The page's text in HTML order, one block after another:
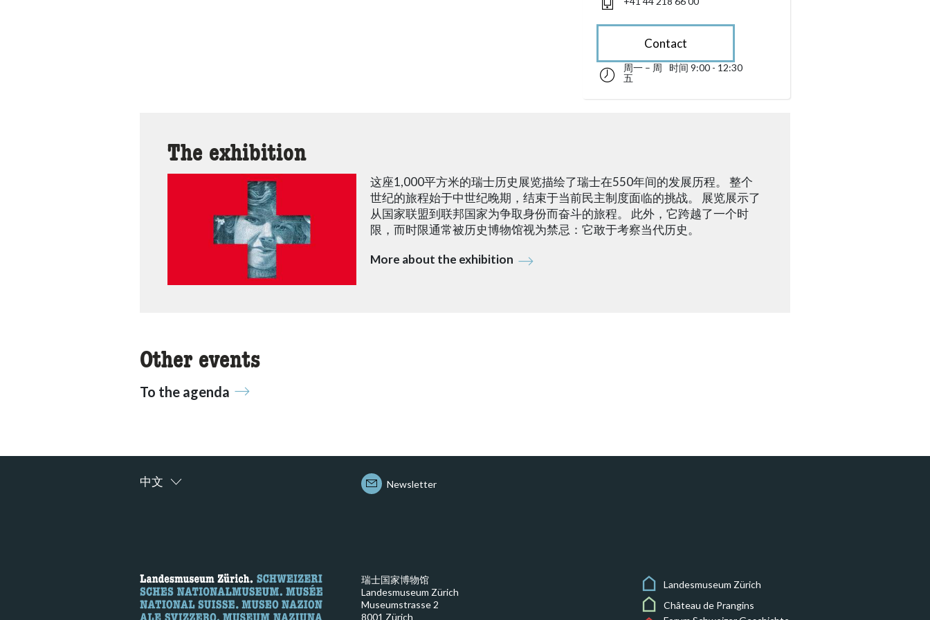
Contact
accessibility.sr-only.opening_hours
星期一 till 星期五 09:00 - 12:30
周一 – 周
五
时间 9:00 - 12:30
The exhibition
这座1,000平方米的瑞士历史展览描绘了瑞士在550年间的发展历程。 整个
世纪的旅程始于中世纪晚期，结束于当前民主制度面临的挑战。 展览展示了
从国家联盟到联邦国家为争取身份而奋斗的旅程。 此外，它跨越了一个时
限，而时限通常被历史博物馆视为禁忌：它敢于考察当代历史。
More about the exhibition
Other events
To the agenda
中文 Newsletter
瑞士国家博物馆
Landesmuseum Zürich
Museumstrasse 2
8001 Zürich
Landesmuseum Zürich
Château de Prangins